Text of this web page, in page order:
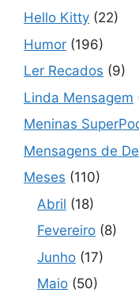
Hello Kitty (22)
Humor (196)
Ler Recados (9)
Linda Mensagem
Meninas
Mensagens de
Meses (110)
Abril (18)
Fevereiro (8)
Junho (17)
Maio (50)